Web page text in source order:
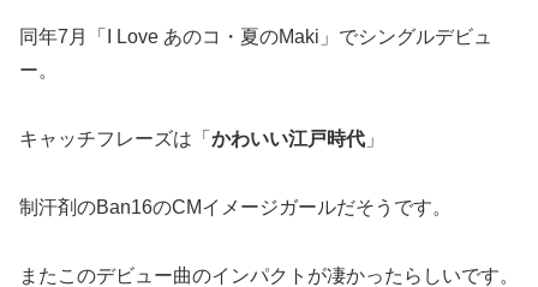
同年7月「I Love あのコ・夏のMaki」でシングルデビュ
ー。
キャッチフレーズは「 かわいい江戸時代 」
制汗剤のBan16のCMイメージガールだそうです。
またこのデビュー曲のインパクトが凄かったらしいです。